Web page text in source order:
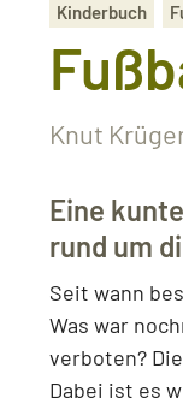
Kinderbuch
Knut
Eine
rund um
Seit wann
Was war
verboten?
Dabei ist es